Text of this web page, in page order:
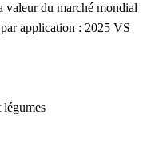
valeur du marché mondial
application : 2025 VS